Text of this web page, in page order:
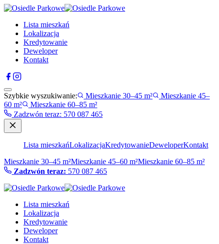
Lista mieszkań
Lokalizacja
Kredytowanie
Deweloper
Kontakt
Szybkie wyszukiwanie: Mieszkanie 30–45 m²
Mieszkanie 45–
60 m²
Mieszkanie 60–85 m²
Zadzwón teraz: 570 087 465
Lista mieszkańLokalizacjaKredytowanieDeweloperKontakt
Mieszkanie 30–45 m²Mieszkanie 45–60 m²Mieszkanie 60–85 m²
Zadzwón teraz: 570 087 465
Lista mieszkań
Lokalizacja
Kredytowanie
Deweloper
Kontakt